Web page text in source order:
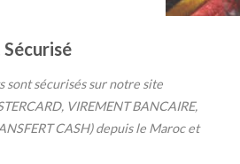
sont sécurisés sur notre site
VIREMENT BANCAIRE,
CASH) depuis le Maroc et